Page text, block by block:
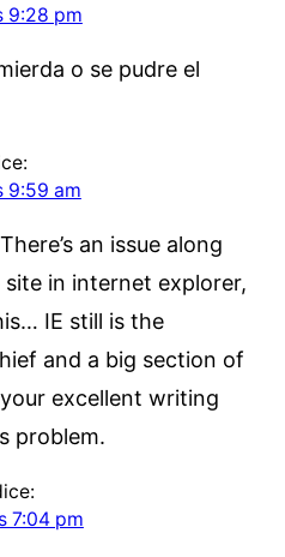
9:28 pm
o se pudre el
9:59 am
an issue along
in internet explorer,
IE still is the
and a big section of
excellent writing
problem.
7:04 pm